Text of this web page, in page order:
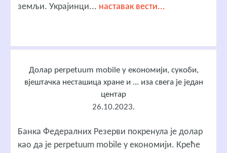
земљи. Украјинци... наставак вести...
Долар perpetuum mobile у економији, сукоби,
вјештачка несташица хране и ... иза свега је један
центар
26.10.2023.
Банка Федералних Резерви покренула је долар
као да је perpetuum mobile у економији. Креће